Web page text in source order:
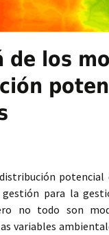
de los
potencial
gestión para la
no todo son
variables